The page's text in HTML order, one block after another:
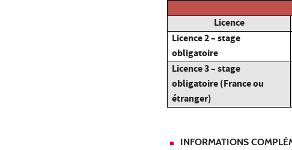
Licence
Licence 2 – stage
obligatoire
Licence 3 – stage
obligatoire (France ou
étranger)
INFORMATIONS